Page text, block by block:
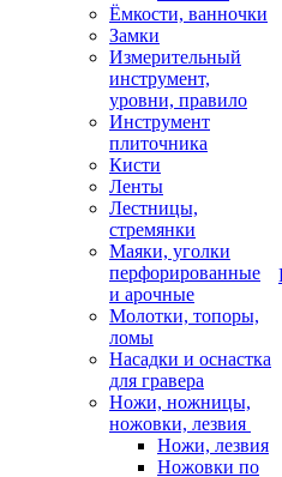
Ёмкости, ванночки
Замки
Измерительный
инструмент,
уровни, правило
Инструмент
плиточника
Кисти
Ленты
Лестницы,
стремянки
Маяки, уголки
перфорированные
и арочные
Молотки, топоры,
ломы
Насадки и оснастка
для гравера
Ножи, ножницы,
ножовки, лезвия
Ножи, лезвия
Ножовки по